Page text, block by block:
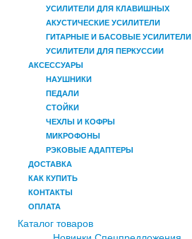
УСИЛИТЕЛИ ДЛЯ КЛАВИШНЫХ
АКУСТИЧЕСКИЕ УСИЛИТЕЛИ
ГИТАРНЫЕ И БАСОВЫЕ УСИЛИТЕЛИ
УСИЛИТЕЛИ ДЛЯ ПЕРКУССИИ
АКСЕССУАРЫ
НАУШНИКИ
ПЕДАЛИ
СТОЙКИ
ЧЕХЛЫ И КОФРЫ
МИКРОФОНЫ
РЭКОВЫЕ АДАПТЕРЫ
ДОСТАВКА
КАК КУПИТЬ
КОНТАКТЫ
ОПЛАТА
Каталог товаров